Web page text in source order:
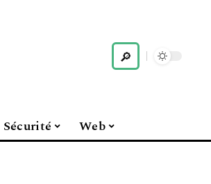
Sécurité Web